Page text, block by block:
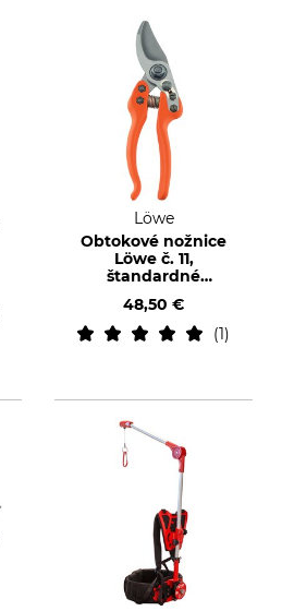
Löwe
Obtokové nožnice
Löwe č. 11,
štandardné
48,50 €
1